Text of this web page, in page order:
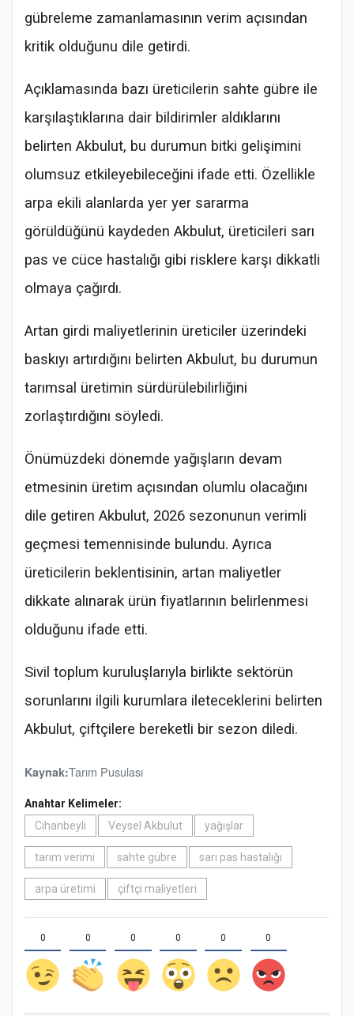
gübreleme zamanlamasının verim açısından
kritik olduğunu dile getirdi.
Açıklamasında bazı üreticilerin sahte gübre ile
karşılaştıklarına dair bildirimler aldıklarını
belirten Akbulut, bu durumun bitki gelişimini
olumsuz etkileyebileceğini ifade etti. Özellikle
arpa ekili alanlarda yer yer sararma
görüldüğünü kaydeden Akbulut, üreticileri sarı
pas ve cüce hastalığı gibi risklere karşı dikkatli
olmaya çağırdı.
Artan girdi maliyetlerinin üreticiler üzerindeki
baskıyı artırdığını belirten Akbulut, bu durumun
tarımsal üretimin sürdürülebilirliğini
zorlaştırdığını söyledi.
Önümüzdeki dönemde yağışların devam
etmesinin üretim açısından olumlu olacağını
dile getiren Akbulut, 2026 sezonunun verimli
geçmesi temennisinde bulundu. Ayrıca
üreticilerin beklentisinin, artan maliyetler
dikkate alınarak ürün fiyatlarının belirlenmesi
olduğunu ifade etti.
Sivil toplum kuruluşlarıyla birlikte sektörün
sorunlarını ilgili kurumlara ileteceklerini belirten
Akbulut, çiftçilere bereketli bir sezon diledi.
Kaynak:Tarım Pusulası
Anahtar Kelimeler:
Cihanbeyli
Veysel Akbulut yağışlar
tarım verimi sahte gübre sarı pas hastalığı
arpa üretimi çiftçi maliyetleri
0 0 0 0 0 0